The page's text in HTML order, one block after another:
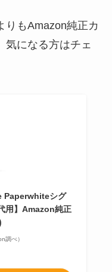
りもAmazon純正カ
気になる方はチェ
Paperwhiteシグ
用】Amazon純正
調べ）